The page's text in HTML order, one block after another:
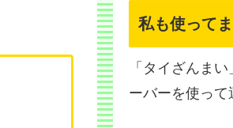
私も使って
「タイざんま
ーバーを使って